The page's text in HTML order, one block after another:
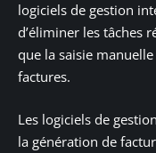
logiciels de gestion
d’éliminer les tâches
que la saisie
factures.
Les logiciels de
la génération de